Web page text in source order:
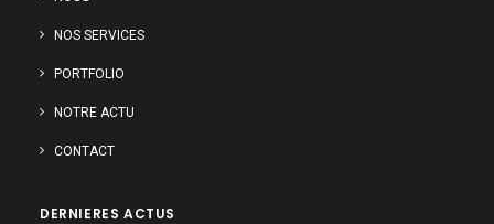
NOS SERVICES
PORTFOLIO
NOTRE ACTU
CONTACT
DERNIERES ACTUS